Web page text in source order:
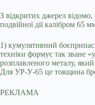
З відкритих джерел
подвійної дії калібром 65
1) кумулятивний боєприпас
техніки формує так зване
розплавленого металу,
Для УР-У-65 це товщина
РЕКЛАМА